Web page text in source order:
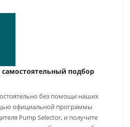
самостоятельный подбор
без помощи наших
официальной программы
Pump Selector, и получите